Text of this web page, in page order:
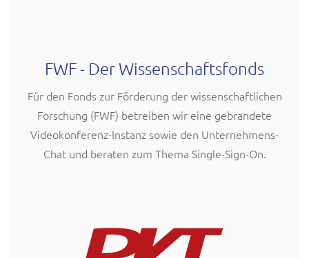
FWF - Der Wissenschaftsfonds
Für den Fonds zur Förderung der wissenschaftlichen
Forschung (FWF) betreiben wir eine gebrandete
Videokonferenz-Instanz sowie den Unternehmens-
Chat und beraten zum Thema Single-Sign-On.